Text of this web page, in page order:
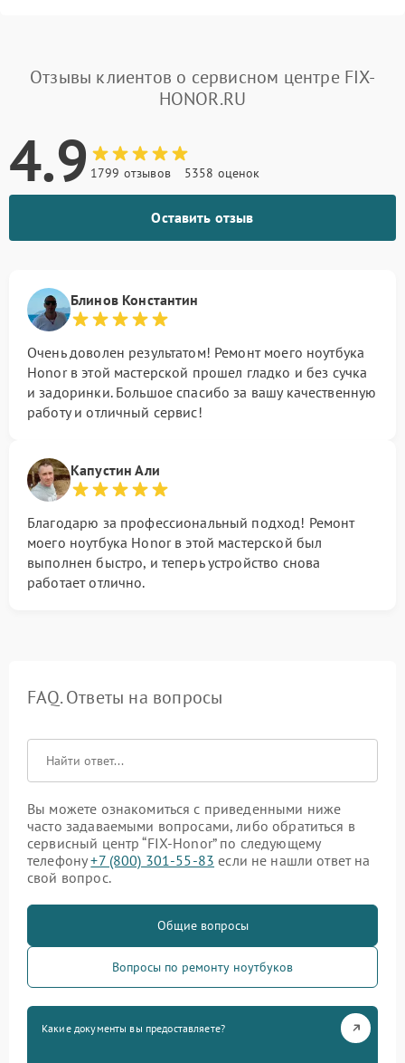
Отзывы клиентов о сервисном центре FIX-
HONOR.RU
4.9 1799 отзывов 5358 оценок
Оставить отзыв
Блинов Константин
Очень доволен результатом! Ремонт моего ноутбука
Honor в этой мастерской прошел гладко и без сучка
и задоринки. Большое спасибо за вашу качественную
работу и отличный сервис!
Капустин Али
Благодарю за профессиональный подход! Ремонт
моего ноутбука Honor в этой мастерской был
выполнен быстро, и теперь устройство снова
работает отлично.
FAQ. Ответы на вопросы
Вы можете ознакомиться с приведенными ниже
часто задаваемыми вопросами, либо обратиться в
сервисный центр “FIX-Honor” по следующему
телефону+7 (800) 301-55-83 если не нашли ответ на
свой вопрос.
Общие вопросы
Вопросы по ремонту ноутбуков
Какие документы вы предоставляете?